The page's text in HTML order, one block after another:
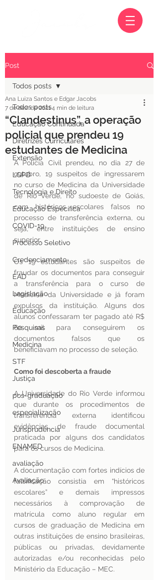
Post
Todos posts
Educação Continuada
Diretrizes Curriculares
Extensão
LGPD
Tecnologia e Direito
Educação Específica
COVID-19
Processo Seletivo
Credenciamento
EAD
Legislação
Educação
Pesquisas
Medicina
STF
Justiça
pos-graduação
especialização
Jurisprudência
ENAMED
avaliação
Avaliação
Todos posts
“Clandestinus”, a operação
policial que prendeu 19
estudantes de Medicina
Ana Luiza Santos e Edgar Jacobs
7 de dez. de 20214 min de leitura
A Polícia Civil prendeu, no dia 27 de
outubro, 19 suspeitos de ingressarem
no curso de Medicina da Universidade
de Rio Verde, no sudoeste de Goiás,
com históricos escolares falsos no
processo de transferência externa, ou
seja, entre instituições de ensino
superior.
Os 19 estudantes são suspeitos de
fraudar os documentos para conseguir
a transferência para o curso de
Medicina da Universidade e já foram
expulsos da instituição. Alguns dos
alunos confessaram ter pagado até R$
60 mil para conseguirem os
documentos falsos que os
beneficiavam no processo de seleção.
Como foi descoberta a fraude
A Universidade do Rio Verde informou
que durante os procedimentos de
transferência externa identificou
evidências de fraude documental
praticada por alguns dos candidatos
para os cursos de Medicina.
A documentação com fortes indícios de
falsificação consistia em “históricos
escolares” e demais impressos
necessários à comprovação de
matrícula como aluno regular em
cursos de graduação de Medicina em
outras instituições de ensino brasileiras,
públicas ou privadas, devidamente
autorizadas e/ou reconhecidas pelo
Ministério da Educação – MEC.